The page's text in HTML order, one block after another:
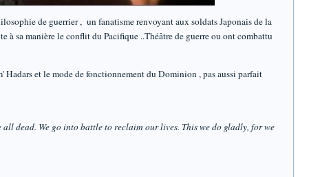
de guerrier , un fanatisme renvoyant aux soldats Japonais de la
à sa manière le conflit du Pacifique ..Théâtre de guerre ou ont combattu
et le mode de fonctionnement du Dominion , pas aussi parfait
dead. We go into battle to reclaim our lives. This we do gladly, for we